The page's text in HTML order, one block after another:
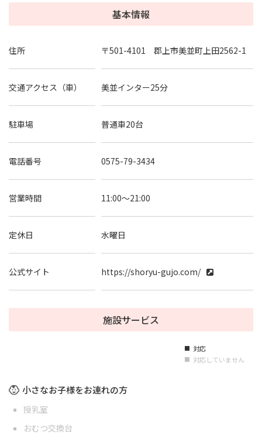
基本情報
住所 〒501-4101 郡上市美並町上田2562-1
交通アクセス（車） 美並インター25分
駐車場 普通車20台
電話番号 0575-79-3434
営業時間 11:00～21:00
定休日 水曜日
公式サイト https://shoryu-gujo.com/
施設サービス
■ 対応
■ 対応していません
小さなお子様をお連れの方
授乳室
おむつ交換台